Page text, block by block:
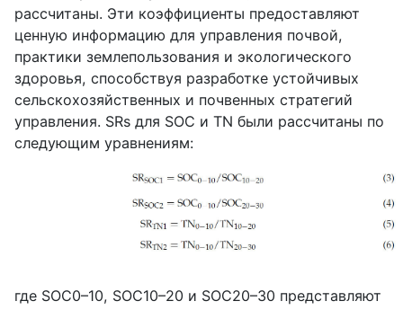
рассчитаны. Эти коэффициенты предоставляют
ценную информацию для управления почвой,
практики землепользования и экологического
здоровья, способствуя разработке устойчивых
сельскохозяйственных и почвенных стратегий
управления. SRs для SOC и TN были рассчитаны по
следующим уравнениям:
где SOC0–10, SOC10–20 и SOC20–30 представляют